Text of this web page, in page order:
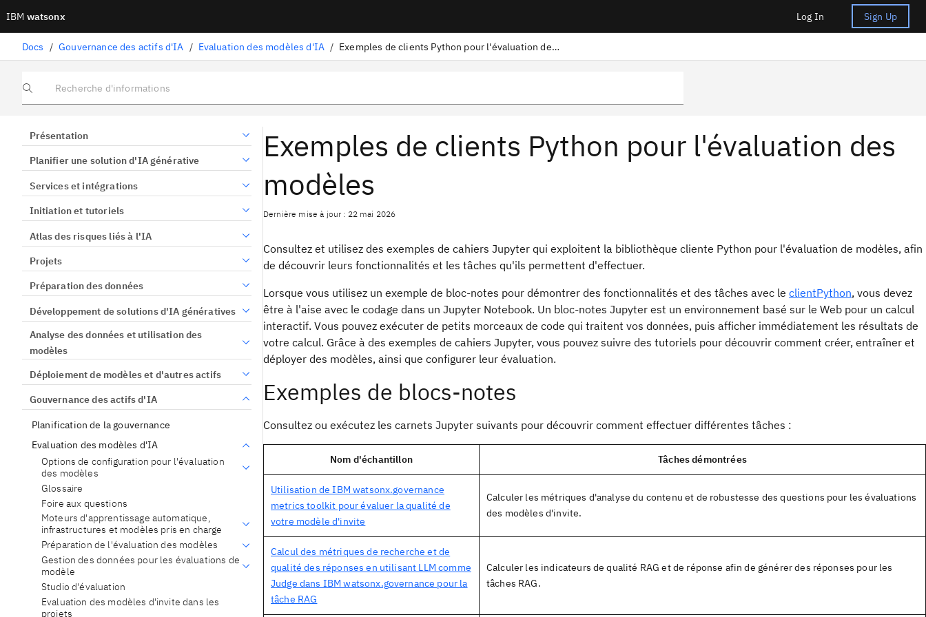
IBM watsonx Log In Sign Up
Docs / Gouvernance des actifs d'IA / Evaluation des modèles d'IA / Exemples de clients Python pour l'évaluation des modèles
Recherche d'informations
Présentation
Planifier une solution d'IA générative
Services et intégrations
Initiation et tutoriels
Atlas des risques liés à l'IA
Projets
Préparation des données
Développement de solutions d'IA génératives
Analyse des données et utilisation des
modèles
Déploiement de modèles et d'autres actifs
Gouvernance des actifs d'IA
Planification de la gouvernance
Evaluation des modèles d'IA
Options de configuration pour l'évaluation
des modèles
Glossaire
Foire aux questions
Moteurs d'apprentissage automatique,
infrastructures et modèles pris en charge
Préparation de l'évaluation des modèles
Gestion des données pour les évaluations de
modèle
Studio d'évaluation
Evaluation des modèles d'invite dans les
projets
Exemples de clients Python pour l'évaluation des
modèles
Dernière mise à jour : 22 mai 2026
Consultez et utilisez des exemples de cahiers Jupyter qui exploitent la bibliothèque cliente Python pour l'évaluation de modèles, afin
de découvrir leurs fonctionnalités et les tâches qu'ils permettent d'effectuer.
Lorsque vous utilisez un exemple de bloc-notes pour démontrer des fonctionnalités et des tâches avec le clientPython, vous devez
être à l'aise avec le codage dans un Jupyter Notebook. Un bloc-notes Jupyter est un environnement basé sur le Web pour un calcul
interactif. Vous pouvez exécuter de petits morceaux de code qui traitent vos données, puis afficher immédiatement les résultats de
votre calcul. Grâce à des exemples de cahiers Jupyter, vous pouvez suivre des tutoriels pour découvrir comment créer, entraîner et
déployer des modèles, ainsi que configurer leur évaluation.
Exemples de blocs-notes
Consultez ou exécutez les carnets Jupyter suivants pour découvrir comment effectuer différentes tâches :
Nom d'échantillon Tâches démontrées
Utilisation de IBM watsonx.governance
metrics toolkit pour évaluer la qualité de
votre modèle d'invite
Calculer les métriques d'analyse du contenu et de robustesse des questions pour les évaluations
des modèles d'invite.
Calcul des métriques de recherche et de
qualité des réponses en utilisant LLM comme
Judge dans IBM watsonx.governance pour la
tâche RAG
Calculer les indicateurs de qualité RAG et de réponse afin de générer des réponses pour les
tâches RAG.